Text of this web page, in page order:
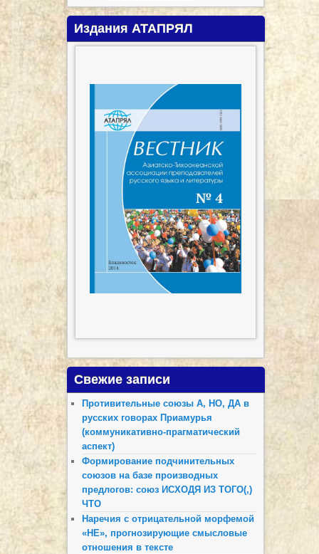
Издания АТАПРЯЛ
Свежие записи
Противительные союзы А, НО, ДА в
русских говорах Приамурья
(коммуникативно-прагматический
аспект)
Формирование подчинительных
союзов на базе производных
предлогов: союз ИСХОДЯ ИЗ ТОГО(,)
ЧТО
Наречия с отрицательной морфемой
«НЕ», прогнозирующие смысловые
отношения в тексте